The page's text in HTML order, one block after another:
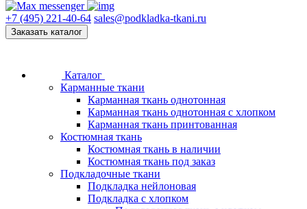
+7 (495) 221-40-64 sales@podkladka-tkani.ru
Заказать каталог
Каталог
Карманные ткани
Карманная ткань однотонная
Карманная ткань однотонная с хлопком
Карманная ткань принтованная
Костюмная ткань
Костюмная ткань в наличии
Костюмная ткань под заказ
Подкладочные ткани
Подкладка нейлоновая
Подкладка с хлопком